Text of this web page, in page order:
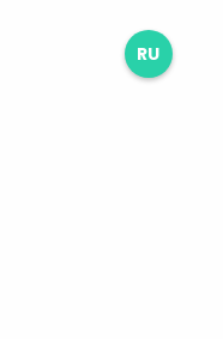
RU